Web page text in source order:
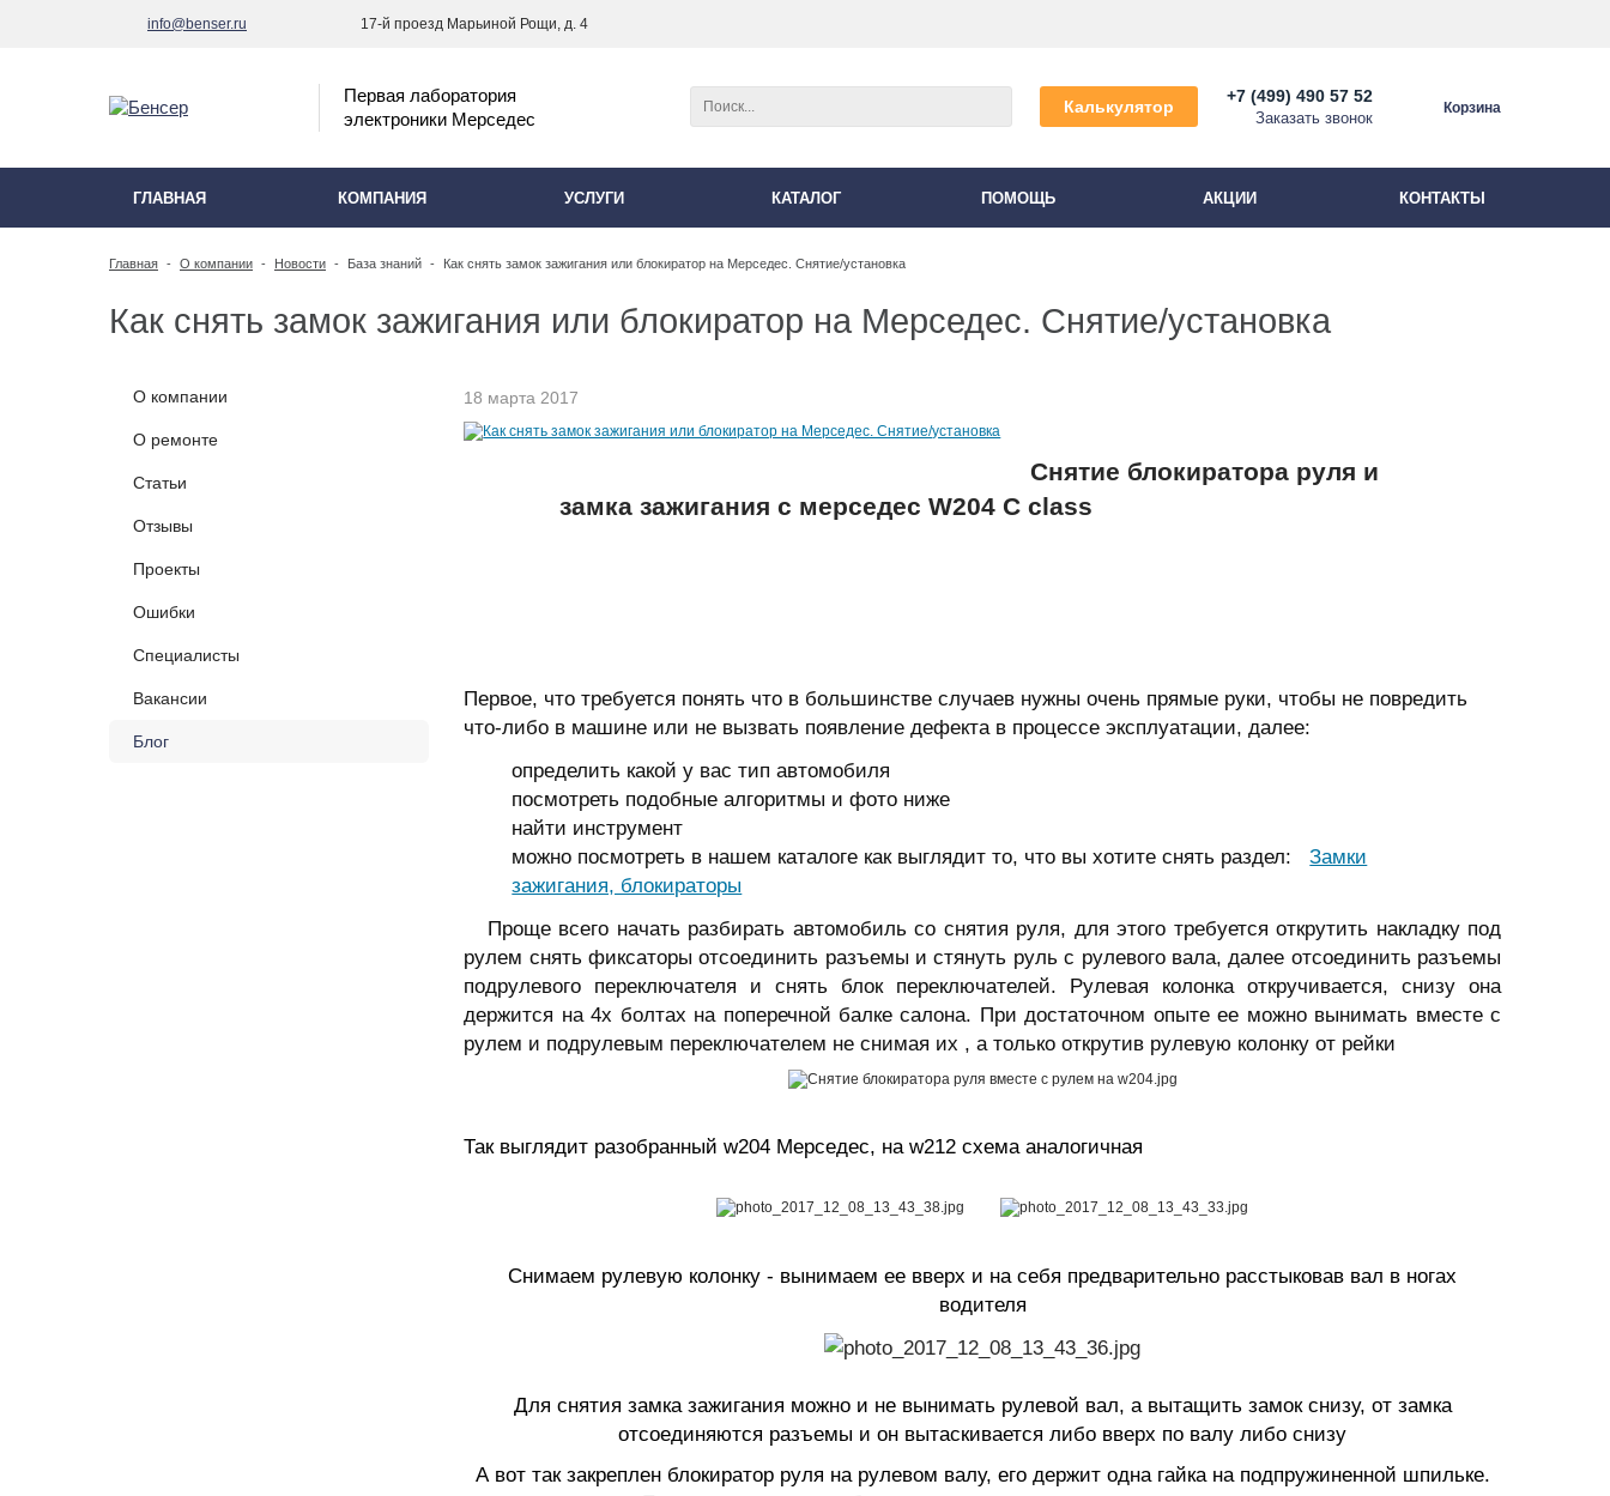
info@benser.ru 17-й проезд Марьиной Рощи, д. 4
Первая лаборатория
электроники Мерседес
Калькулятор
+7 (499) 490 57 52
Заказать звонок
Корзина
ГЛАВНАЯ КОМПАНИЯ УСЛУГИ КАТАЛОГ ПОМОЩЬ АКЦИИ КОНТАКТЫ
Главная - О компании - Новости - База знаний - Как снять замок зажигания или блокиратор на Мерседес. Снятие/установка
Как снять замок зажигания или блокиратор на Мерседес. Снятие/установка
О компании
О ремонте
Статьи
Отзывы
Проекты
Ошибки
Специалисты
Вакансии
Блог
18 марта 2017
Снятие блокиратора руля и
замка зажигания с мерседес W204 C class
Первое, что требуется понять что в большинстве случаев нужны очень прямые руки, чтобы не повредить
что-либо в машине или не вызвать появление дефекта в процессе эксплуатации, далее:
определить какой у вас тип автомобиля
посмотреть подобные алгоритмы и фото ниже
найти инструмент
можно посмотреть в нашем каталоге как выглядит то, что вы хотите снять раздел:Замки
зажигания, блокираторы
Проще всего начать разбирать автомобиль со снятия руля, для этого требуется открутить накладку под
рулем снять фиксаторы отсоединить разъемы и стянуть руль с рулевого вала, далее отсоединить разъемы
подрулевого переключателя и снять блок переключателей. Рулевая колонка откручивается, снизу она
держится на 4х болтах на поперечной балке салона. При достаточном опыте ее можно вынимать вместе с
рулем и подрулевым переключателем не снимая их , а только открутив рулевую колонку от рейки
Так выглядит разобранный w204 Мерседес, на w212 схема аналогичная
Снимаем рулевую колонку - вынимаем ее вверх и на себя предварительно расстыковав вал в ногах
водителя
Для снятия замка зажигания можно и не вынимать рулевой вал, а вытащить замок снизу, от замка
отсоединяются разъемы и он вытаскивается либо вверх по валу либо снизу
А вот так закреплен блокиратор руля на рулевом валу, его держит одна гайка на подпружиненной шпильке.